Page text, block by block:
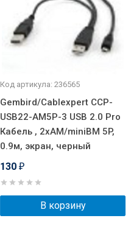
Код артикула: 236565
Gembird/Cablexpert CCP-
USB22-AM5P-3 USB 2.0 Pro
Кабель , 2xAM/miniBM 5P,
0.9м, экран, черный
130 ₽
В корзину